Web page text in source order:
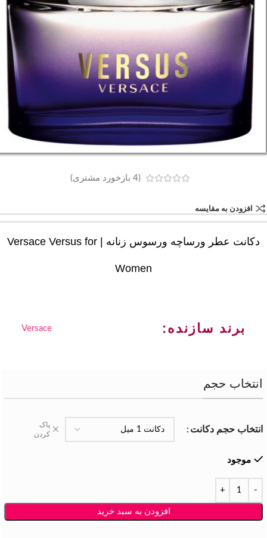
(
4 بازخورد مشتری)
افزودن به مقایسه
دکانت عطر ورساچه ورسوس زنانه | Versace Versus for
Women
برند سازنده: Versace
انتخاب حجم
انتخاب حجم دکانت
پاک
کردن
موجود
افزودن به سبد خرید